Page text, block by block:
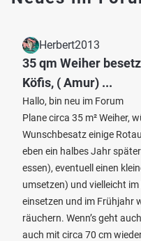
Herbert2013
35 qm Weiher
Köfis, ( Amur) ...
Hallo, bin neu im Forum
Plane circa 35 m² Weiher,
Wunschbesatz einige
eben ein halbes Jahr
essen), eventuell einen
umsetzen) und vielleicht
einsetzen und im Frühjahr
räuchern. Wenn’s geht
auch mit circa 70 cm